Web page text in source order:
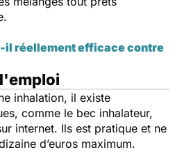
il réellement efficace contre
inhalation, il existe
comme le bec inhalateur,
internet. Ils est pratique et ne
d’euros maximum.